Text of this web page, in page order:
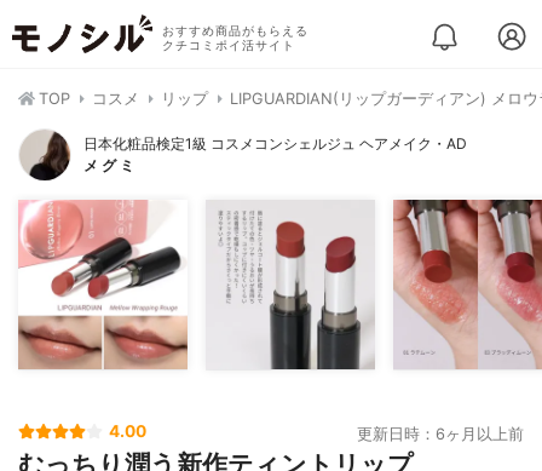
おすすめ商品がもらえる
クチコミポイ活サイト
TOP コスメ リップ LIPGUARDIAN(リップガーディアン) メロ
日本化粧品検定1級 コスメコンシェルジュ ヘアメイク・AD
メ グ ミ
4.00 更新日時：6ヶ月以上前
むっちり潤う新作ティントリップ